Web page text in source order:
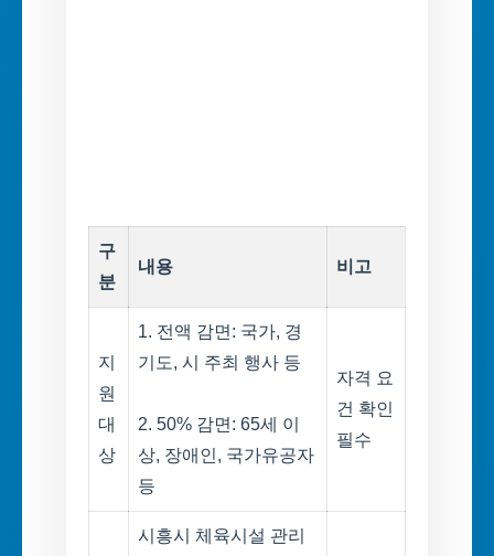
구
분
내용 비고
지
원
대
상
1. 전액 감면: 국가, 경
기도, 시 주최 행사 등
2. 50% 감면: 65세 이
상, 장애인, 국가유공자
등
자격 요
건 확인
필수
시흥시 체육시설 관리